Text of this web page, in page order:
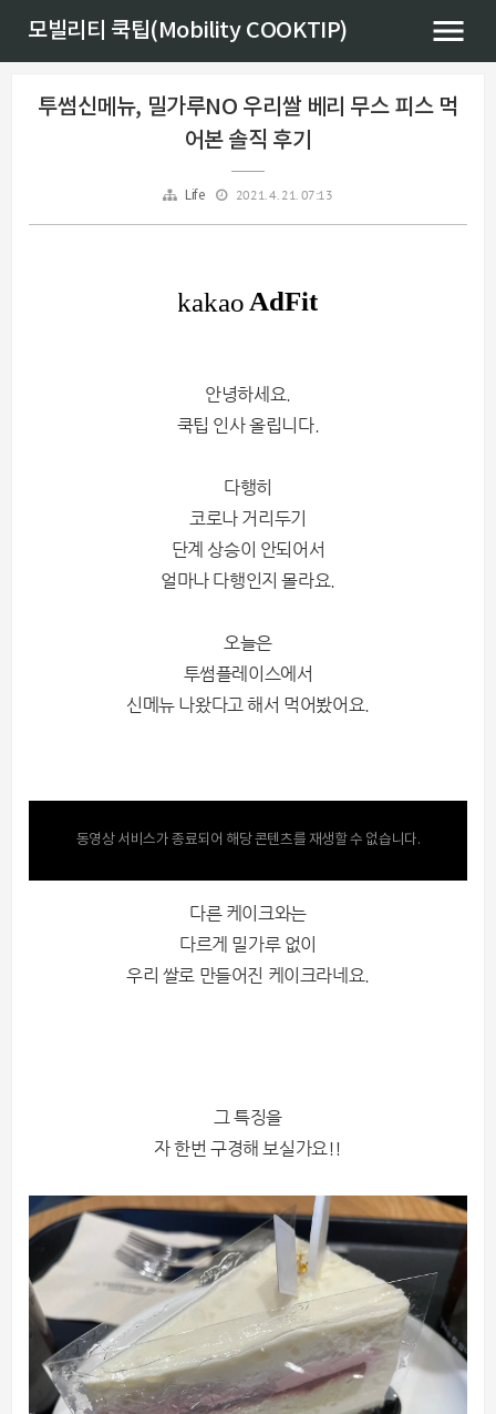
모빌리티 쿡팁(Mobility COOKTIP)
투썸신메뉴, 밀가루NO 우리쌀 베리 무스 피스 먹
어본 솔직 후기
Life 2021. 4. 21. 07:13
안녕하세요.
쿡팁 인사 올립니다.
다행히
코로나 거리두기
단계 상승이 안되어서
얼마나 다행인지 몰라요.
오늘은
투썸플레이스에서
신메뉴 나왔다고 해서 먹어봤어요.
동영상 서비스가 종료되어 해당 콘텐츠를 재생할 수 없습니다.
다른 케이크와는
다르게 밀가루 없이
우리 쌀로 만들어진 케이크라네요.
그 특징을
자 한번 구경해 보실가요!!